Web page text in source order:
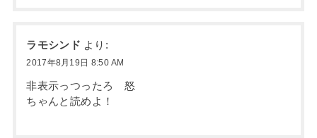
ラモシンド より:
2017年8月19日 8:50 AM
非表示っつったろ 怒
ちゃんと読めよ！